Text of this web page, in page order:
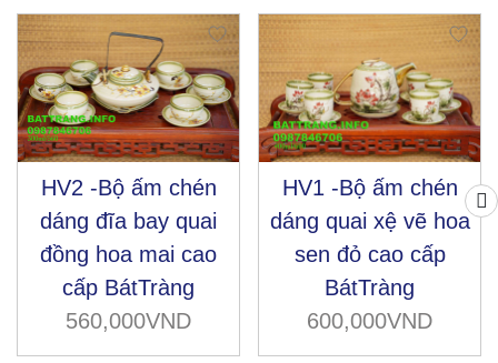
HV2 -Bộ ấm chén
dáng đĩa bay quai
đồng hoa mai cao
cấp BátTràng
560,000VND
HV1 -Bộ ấm chén
dáng quai xệ vẽ hoa
sen đỏ cao cấp
BátTràng
600,000VND